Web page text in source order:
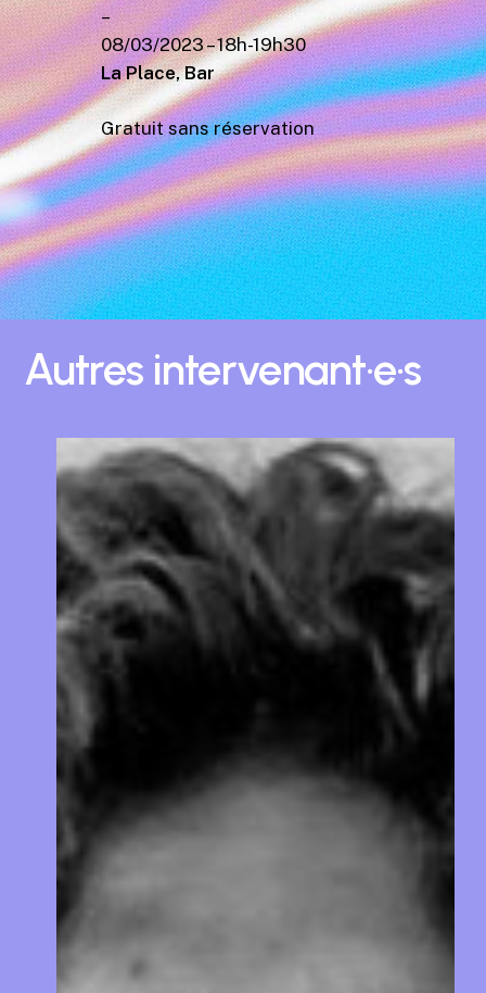
–
08/03/2023 – 18h-19h30
La Place, Bar
Gratuit sans réservation
Autres intervenant·e·s